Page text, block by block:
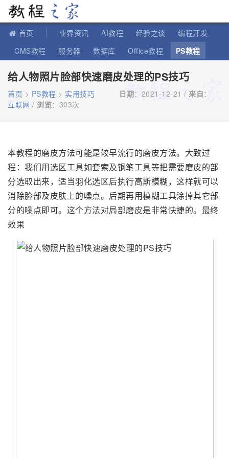
首页 业界资讯 AI教程 经验之谈
编程开发
CMS教程
服务器 数据库 Office教程
PS教程
给人物照片脸部快速磨皮处理的PS技巧
首页 > PS教程 > 实用技巧 日期：2021-12-21 / 来自：
互联网 / 浏览： 303次
本教程的磨皮方法可能是较早流行的磨皮方法。大致过
程：我们用选区工具如套索及钢笔工具等把需要磨皮的部
分选取出来，适当羽化选区后执行高斯模糊，这样就可以
消除脸部及皮肤上的噪点。后期再用模糊工具涂掉其它部
分的噪点即可。这个方法对局部磨皮是非常快捷的。最终
效果